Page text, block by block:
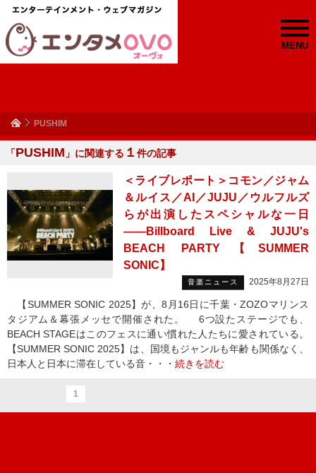
MENU
PUSHIM
「PUSHIM 」に関連する １ 件の記事
＜ライブレポート＞コモン／ジャム
＆ルイス／AI／JUJU／ウルフルズ
らが出演したスペシャルな一日
――Billboard Live & JUJU's
BEACH PARTY【SUMMER
SONIC】
音楽ニュース 2025年8月27日
【SUMMER SONIC 2025】が、8月16日に千葉・ZOZOマリンス
タジアム＆幕張メッセで開催された。 6つ設たステージでも、
BEACH STAGEはこのフェスに通い慣れた人たちに愛されている。
【SUMMER SONIC 2025】は、国境もジャンルも年齢も関係なく、
日本人と日本に滞在している音・・・ 続きを読む
1